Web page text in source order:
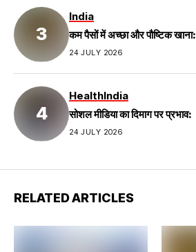
India
कम पैसों में अच्छा और पौष्टिक खाना:
24 JULY 2026
HealthIndia
सोशल मीडिया का दिमाग पर प्रभाव:
24 JULY 2026
RELATED ARTICLES